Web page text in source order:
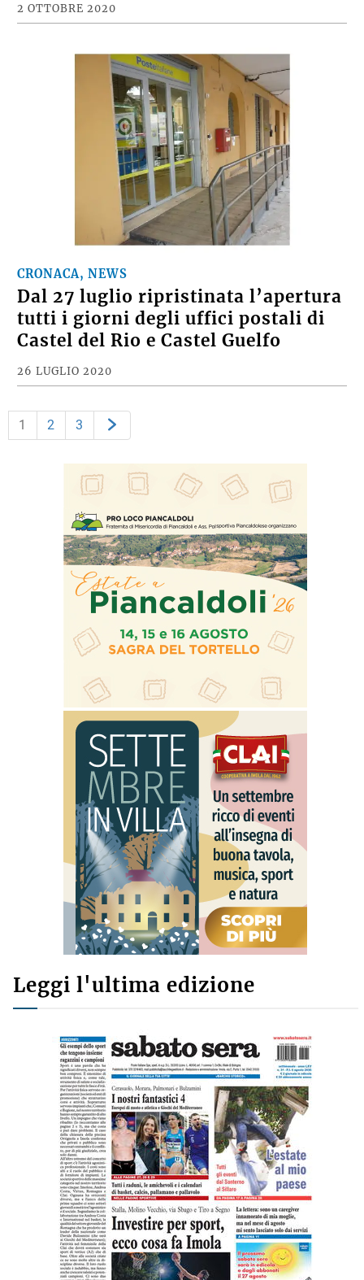
2 OTTOBRE 2020
CRONACA, NEWS
Dal 27 luglio ripristinata l’apertura
tutti i giorni degli uffici postali di
Castel del Rio e Castel Guelfo
26 LUGLIO 2020
1 2 3
Leggi l'ultima edizione